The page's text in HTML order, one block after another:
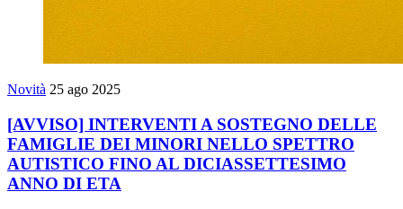
Novità 25 ago 2025
[AVVISO] INTERVENTI A SOSTEGNO DELLE
FAMIGLIE DEI MINORI NELLO SPETTRO
AUTISTICO FINO AL DICIASSETTESIMO
ANNO DI ETA